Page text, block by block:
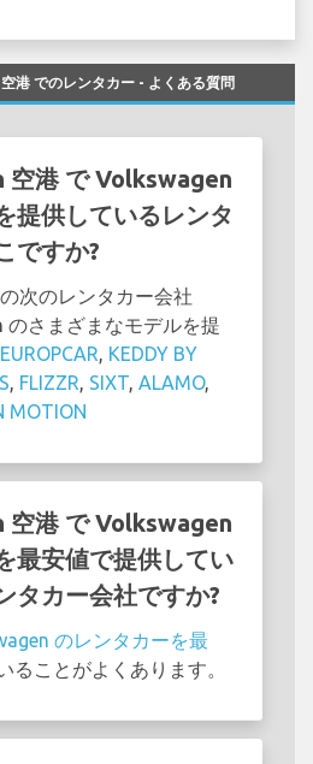
でのレンタカー - よくある質問
空港 で Volkswagen
提供しているレンタ
ですか?
次のレンタカー会社
のさまざまなモデルを提
EUROPCAR, KEDDY BY
, FLIZZR, SIXT, ALAMO,
MOTION
空港 で Volkswagen
最安値で提供してい
タカー会社ですか?
のレンタカーを最
ることがよくあります。